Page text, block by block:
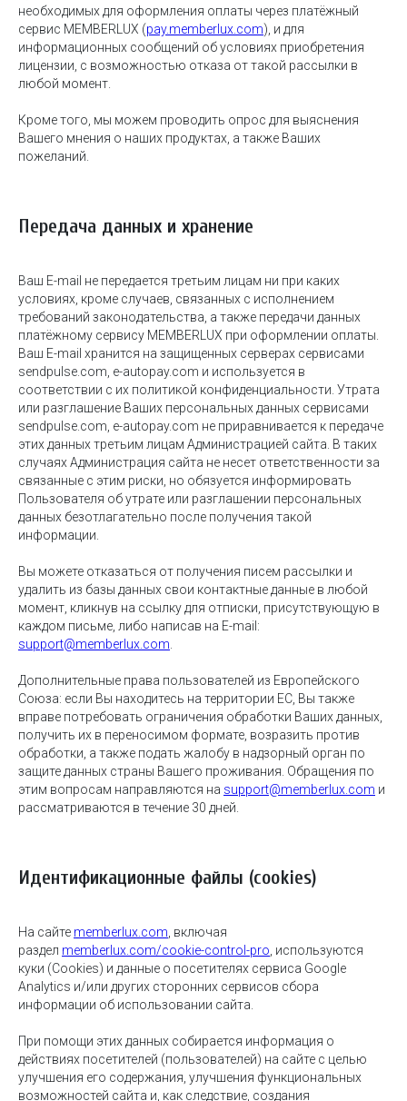
необходимых для оформления оплаты через платёжный
сервис MEMBERLUX (pay.memberlux.com), и для
информационных сообщений об условиях приобретения
лицензии, с возможностью отказа от такой рассылки в
любой момент.
Кроме того, мы можем проводить опрос для выяснения
Вашего мнения о наших продуктах, а также Ваших
пожеланий.
Передача данных и хранение
Ваш E-mail не передается третьим лицам ни при каких
условиях, кроме случаев, связанных с исполнением
требований законодательства, а также передачи данных
платёжному сервису MEMBERLUX при оформлении оплаты.
Ваш E-mail хранится на защищенных серверах сервисами
sendpulse.com, e-autopay.com и используется в
соответствии с их политикой конфиденциальности. Утрата
или разглашение Ваших персональных данных сервисами
sendpulse.com, e-autopay.com не приравнивается к передаче
этих данных третьим лицам Администрацией сайта. В таких
случаях Администрация сайта не несет ответственности за
связанные с этим риски, но обязуется информировать
Пользователя об утрате или разглашении персональных
данных безотлагательно после получения такой
информации.
Вы можете отказаться от получения писем рассылки и
удалить из базы данных свои контактные данные в любой
момент, кликнув на ссылку для отписки, присутствующую в
каждом письме, либо написав на E-mail:
support@memberlux.com
Дополнительные права пользователей из Европейского
Союза: если Вы находитесь на территории ЕС, Вы также
вправе потребовать ограничения обработки Ваших данных,
получить их в переносимом формате, возразить против
обработки, а также подать жалобу в надзорный орган по
защите данных страны Вашего проживания. Обращения по
этим вопросам направляются на support@memberlux.com и
рассматриваются в течение 30 дней.
Идентификационные файлы (cookies)
На сайте memberlux.com , включая
раздел memberlux.com/cookie-control-pro , используются
куки (Cookies) и данные о посетителях сервиса Google
Analytics и/или других сторонних сервисов сбора
информации об использовании сайта.
При помощи этих данных собирается информация о
действиях посетителей (пользователей) на сайте с целью
улучшения его содержания, улучшения функциональных
возможностей сайта и, как следствие, создания